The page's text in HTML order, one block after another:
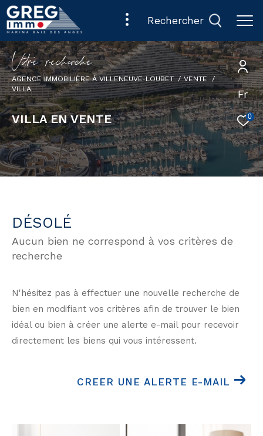
Fr
0
rechercher
Vore recece
AGENCE IMMOBILIÈRE À VILLENEUVE-LOUBET
VENTE
VILLA
VILLA EN VENTE
DÉSOLÉ
Aucun bien ne correspond à vos critères de
recherche
N'hésitez pas à effectuer une nouvelle recherche de
bien en modifiant vos critères afin de trouver le bien
idéal ou bien à créer une alerte e-mail pour recevoir
directement les biens qui vous intéressent.
CREER UNE ALERTE E-MAIL